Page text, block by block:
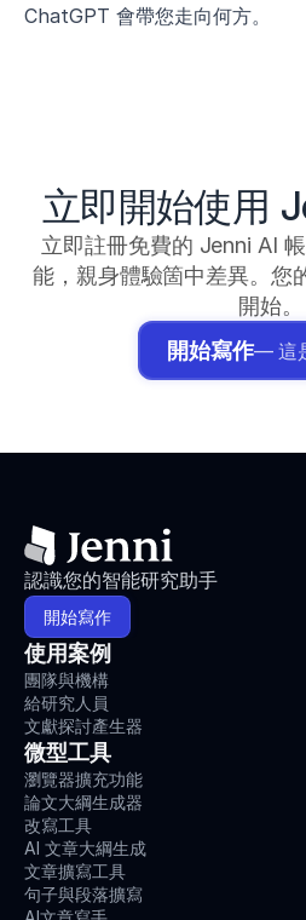
ChatGPT 會帶您走向何方。
立即開始使用
立即註冊免費的 Jenni AI
能，親身體驗箇中差異。您
開始。
開始寫作— 這
認識您的智能研究助手
開始寫作
使用案例
團隊與機構
給研究人員
文獻探討產生器
微型工具
瀏覽器擴充功能
論文大綱生成器
改寫工具
AI 文章大綱生成
文章擴寫工具
句子與段落擴寫